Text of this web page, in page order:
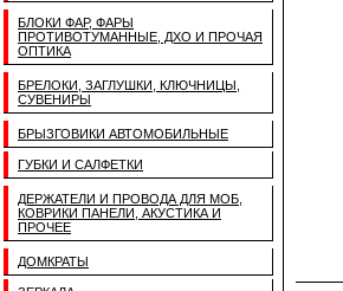
БЛОКИ ФАР, ФАРЫ
ПРОТИВОТУМАННЫЕ, ДХО И ПРОЧАЯ
ОПТИКА
БРЕЛОКИ, ЗАГЛУШКИ, КЛЮЧНИЦЫ,
СУВЕНИРЫ
БРЫЗГОВИКИ АВТОМОБИЛЬНЫЕ
ГУБКИ И САЛФЕТКИ
ДЕРЖАТЕЛИ И ПРОВОДА ДЛЯ МОБ,
КОВРИКИ ПАНЕЛИ, АКУСТИКА И
ПРОЧЕЕ
ДОМКРАТЫ